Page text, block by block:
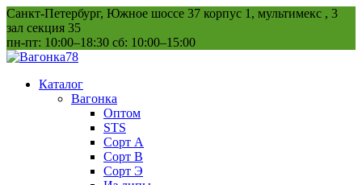
Перейти
к
содержанию
Санкт-Петербург, Южное шоссе 37 корпус 1, мультимекс , 3
зал секция 35
пн-пт: 10:00–18:30 сб: 10:00–15:00
Каталог
Вагонка
Оптом
STS
Сорт А
Сорт В
Сорт Э